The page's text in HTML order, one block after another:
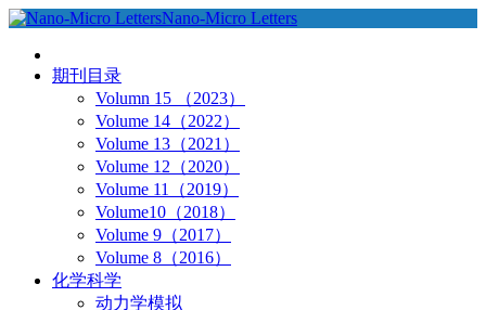
Nano-Micro Letters
期刊目录
Volumn 15 （2023）
Volume 14（2022）
Volume 13（2021）
Volume 12（2020）
Volume 11（2019）
Volume10（2018）
Volume 9（2017）
Volume 8（2016）
化学科学
动力学模拟